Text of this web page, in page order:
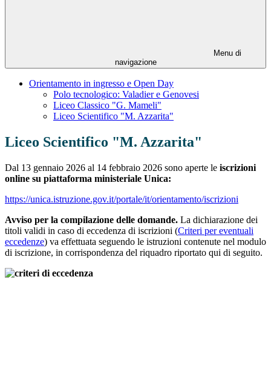
Menu di
navigazione
Orientamento in ingresso e Open Day
Polo tecnologico: Valadier e Genovesi
Liceo Classico "G. Mameli"
Liceo Scientifico "M. Azzarita"
Liceo Scientifico "M. Azzarita"
Dal 13 gennaio 2026 al 14 febbraio 2026 sono aperte le iscrizioni
online su piattaforma ministeriale Unica:
https://unica.istruzione.gov.it/portale/it/orientamento/iscrizioni
Avviso per la compilazione delle domande. La dichiarazione dei
titoli validi in caso di eccedenza di iscrizioni (Criteri per eventuali
eccedenze) va effettuata seguendo le istruzioni contenute nel modulo
di iscrizione, in corrispondenza del riquadro riportato qui di seguito.